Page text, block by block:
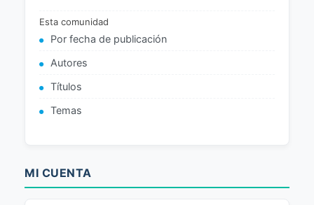
Esta comunidad
Por fecha de publicación
Autores
Títulos
Temas
MI CUENTA